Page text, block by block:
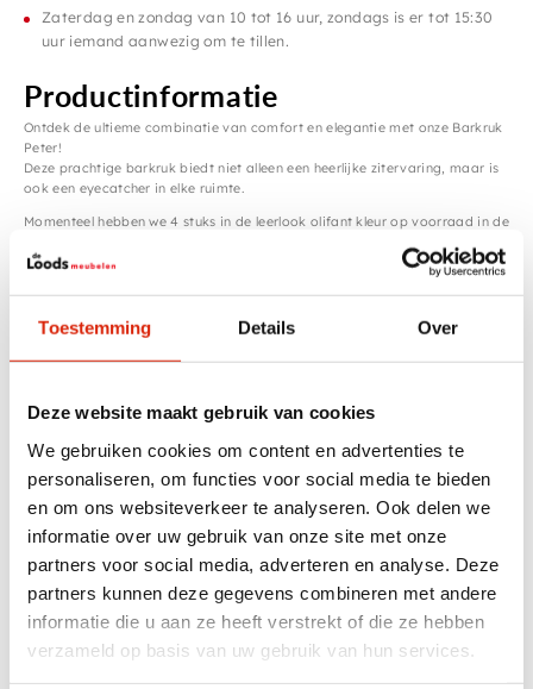
Toestemming Details Over
Deze website maakt gebruik van cookies
We gebruiken cookies om content en advertenties te
personaliseren, om functies voor social media te bieden
en om ons websiteverkeer te analyseren. Ook delen we
informatie over uw gebruik van onze site met onze
partners voor social media, adverteren en analyse. Deze
partners kunnen deze gegevens combineren met andere
informatie die u aan ze heeft verstrekt of die ze hebben
verzameld op basis van uw gebruik van hun services.
Zaterdag en zondag van 10 tot 16 uur, zondags is er tot 15:30
uur iemand aanwezig om te tillen.
Productinformatie
Ontdek de ultieme combinatie van comfort en elegantie met onze Barkruk
Peter!
Deze prachtige barkruk biedt niet alleen een heerlijke zitervaring, maar is
ook een eyecatcher in elke ruimte.
Momenteel hebben we 4 stuks in de leerlook olifant kleur op voorraad in de
online. Dit is een beetje een grijs, beige leer look. Naast deze kleur zijn er
nog 5 andere kleuropties beschikbaar, zodat u de perfecte match kunt
vinden voor uw interieur.
Met afmetingen van 62 cm breed, 42 cm diep en een totale hoogte van 118
Kom langs in onze showroom om ze te bekijken en te bestellen.
Specificaties
Product eigenschappen
4x Barkruk Peter in kleur Elephant,